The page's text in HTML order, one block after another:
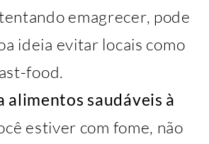
emagrecer, pode
ideia evitar locais como
food.
alimentos saudáveis à
estiver com fome, não